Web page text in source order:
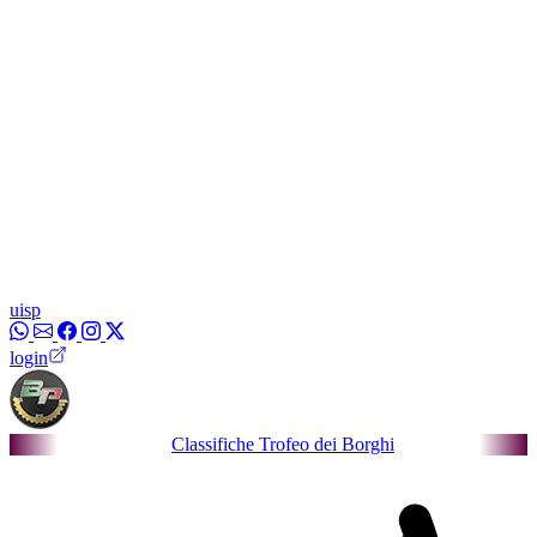
uisp
login
Classifiche Trofeo dei Borghi